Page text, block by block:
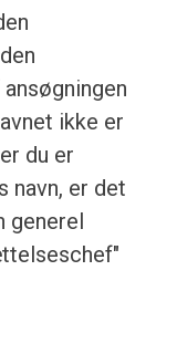
ikke er
du er
navn, er det
generel